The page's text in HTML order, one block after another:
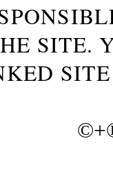
SITE.
©+